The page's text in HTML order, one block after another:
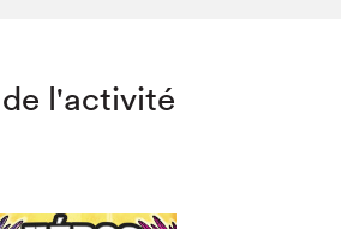
l'activité